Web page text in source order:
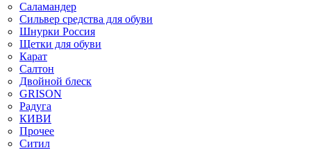
Саламандер
Сильвер средства для обуви
Шнурки Россия
Щетки для обуви
Карат
Салтон
Двойной блеск
GRISON
Радуга
КИВИ
Прочее
Ситил